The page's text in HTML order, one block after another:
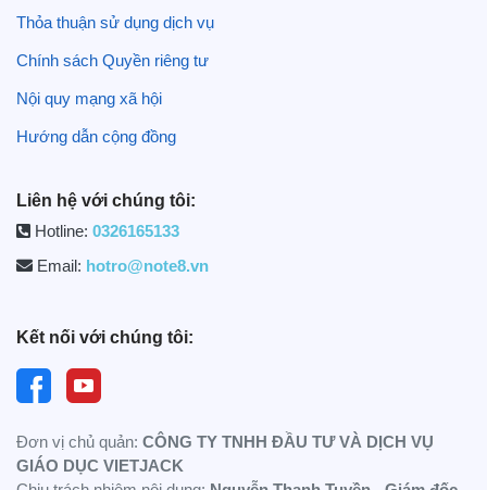
Thỏa thuận sử dụng dịch vụ
Chính sách Quyền riêng tư
Nội quy mạng xã hội
Hướng dẫn cộng đồng
Liên hệ với chúng tôi:
Hotline: 0326165133
Email: hotro@note8.vn
Kết nối với chúng tôi:
Đơn vị chủ quản: CÔNG TY TNHH ĐẦU TƯ VÀ DỊCH VỤ
GIÁO DỤC VIETJACK